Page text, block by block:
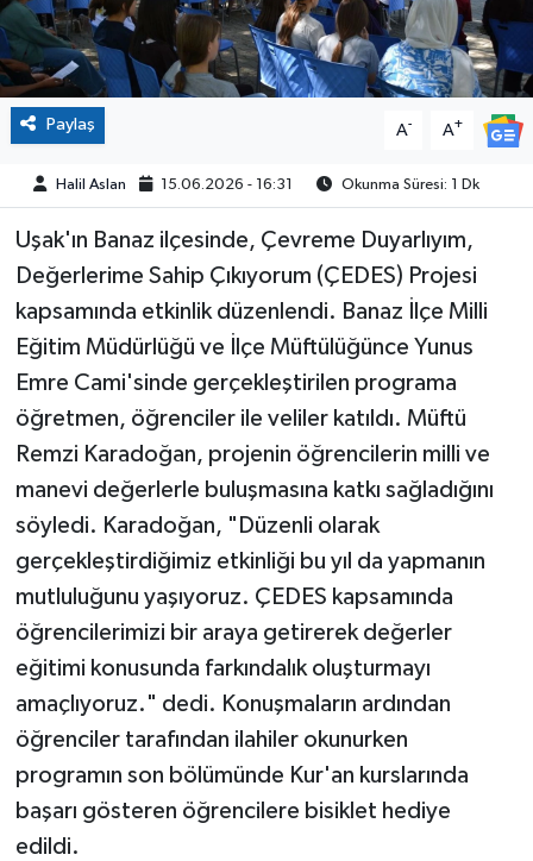
Paylaş A- A+
Halil Aslan 15.06.2026 - 16:31 Okunma Süresi: 1 Dk
Uşak'ın Banaz ilçesinde, Çevreme Duyarlıyım,
Değerlerime Sahip Çıkıyorum (ÇEDES) Projesi
kapsamında etkinlik düzenlendi. Banaz İlçe Milli
Eğitim Müdürlüğü ve İlçe Müftülüğünce Yunus
Emre Cami'sinde gerçekleştirilen programa
öğretmen, öğrenciler ile veliler katıldı. Müftü
Remzi Karadoğan, projenin öğrencilerin milli ve
manevi değerlerle buluşmasına katkı sağladığını
söyledi. Karadoğan, "Düzenli olarak
gerçekleştirdiğimiz etkinliği bu yıl da yapmanın
mutluluğunu yaşıyoruz. ÇEDES kapsamında
öğrencilerimizi bir araya getirerek değerler
eğitimi konusunda farkındalık oluşturmayı
amaçlıyoruz." dedi. Konuşmaların ardından
öğrenciler tarafından ilahiler okunurken
programın son bölümünde Kur'an kurslarında
başarı gösteren öğrencilere bisiklet hediye
edildi.